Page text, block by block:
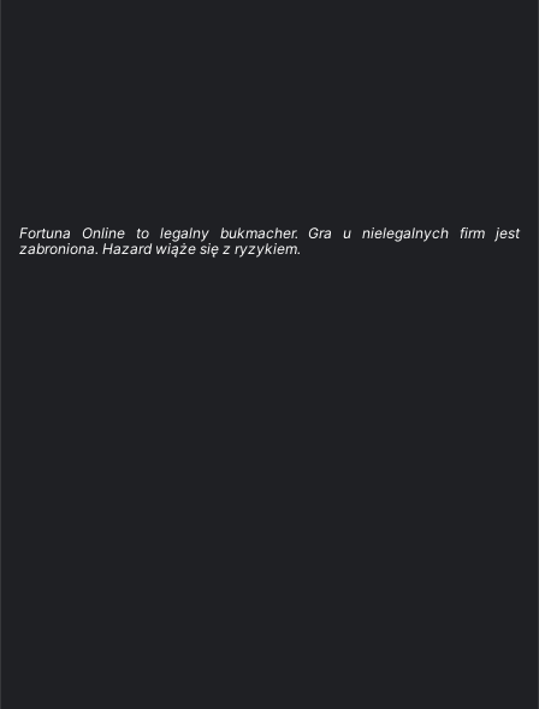
Fortuna Online to legalny bukmacher. Gra u nielegalnych firm jest
zabroniona. Hazard wiąże się z ryzykiem.